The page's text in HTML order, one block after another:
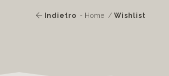
Indietro Home Wishlist